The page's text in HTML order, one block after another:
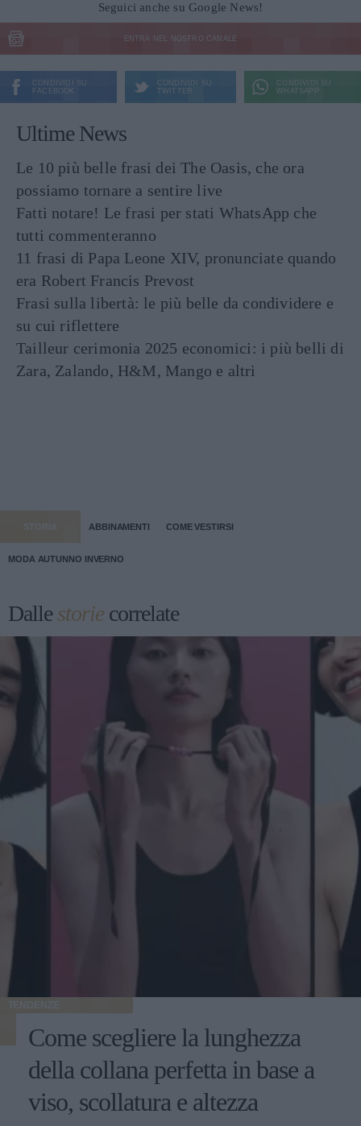
Seguici anche su Google News!
ENTRA NEL NOSTRO CANALE
CONDIVIDI SU
FACEBOOK
CONDIVIDI SU
TWITTER
CONDIVIDI SU
WHATSAPP
Ultime News
Le 10 più belle frasi dei The Oasis, che ora
possiamo tornare a sentire live
Fatti notare! Le frasi per stati WhatsApp che
tutti commenteranno
11 frasi di Papa Leone XIV, pronunciate quando
era Robert Francis Prevost
Frasi sulla libertà: le più belle da condividere e
su cui riflettere
Tailleur cerimonia 2025 economici: i più belli di
Zara, Zalando, H&M, Mango e altri
STORIA ABBINAMENTI COME VESTIRSI
MODA AUTUNNO INVERNO
Dallestoriecorrelate
TENDENZE
Come scegliere la lunghezza
della collana perfetta in base a
viso, scollatura e altezza